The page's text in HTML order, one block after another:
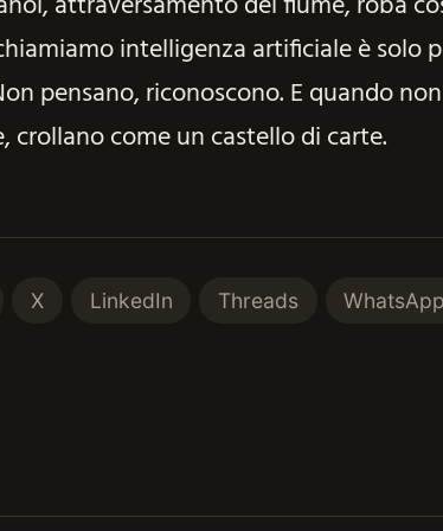
intelligenza artificiale è solo
pensano, riconoscono. E quando non
crollano come un castello di carte.
X LinkedIn Threads WhatsApp